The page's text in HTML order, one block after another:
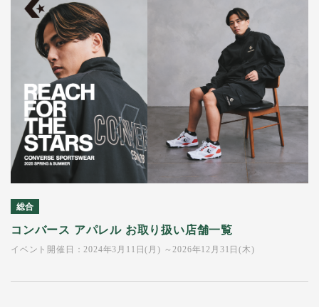
総合
コンバース アパレル お取り扱い店舗一覧
イベント開催日：2024年3月11日(月) ～2026年12月31日(木)